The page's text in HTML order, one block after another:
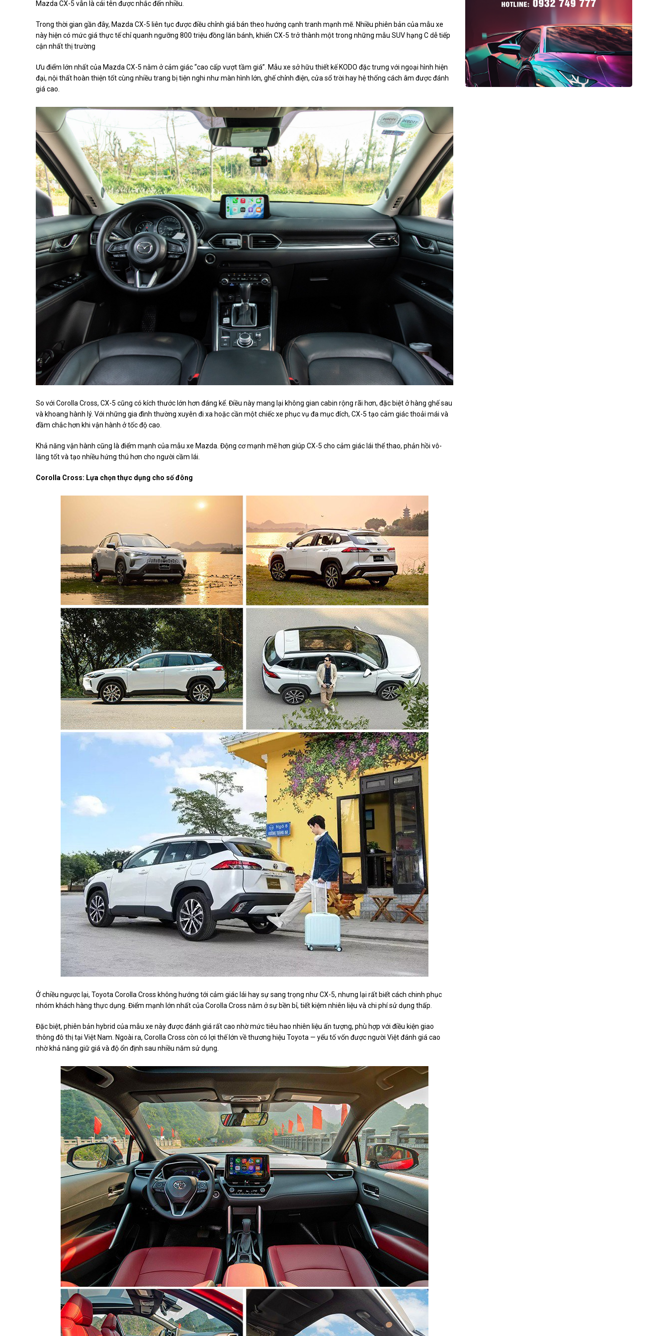
Mazda CX-5 vẫn là cái tên được nhắc đến nhiều.
Trong thời gian gần đây, Mazda CX-5 liên tục được điều chỉnh giá bán theo hướng cạnh tranh mạnh mẽ. Nhiều phiên bản của mẫu xe
này hiện có mức giá thực tế chỉ quanh ngưỡng 800 triệu đồng lăn bánh, khiến CX-5 trở thành một trong những mẫu SUV hạng C dễ tiếp
cận nhất thị trường
Ưu điểm lớn nhất của Mazda CX-5 nằm ở cảm giác “cao cấp vượt tầm giá”. Mẫu xe sở hữu thiết kế KODO đặc trưng với ngoại hình hiện
đại, nội thất hoàn thiện tốt cùng nhiều trang bị tiện nghi như màn hình lớn, ghế chỉnh điện, cửa sổ trời hay hệ thống cách âm được đánh
giá cao.
So với Corolla Cross, CX-5 cũng có kích thước lớn hơn đáng kể. Điều này mang lại không gian cabin rộng rãi hơn, đặc biệt ở hàng ghế sau
và khoang hành lý. Với những gia đình thường xuyên đi xa hoặc cần một chiếc xe phục vụ đa mục đích, CX-5 tạo cảm giác thoải mái và
đầm chắc hơn khi vận hành ở tốc độ cao.
Khả năng vận hành cũng là điểm mạnh của mẫu xe Mazda. Động cơ mạnh mẽ hơn giúp CX-5 cho cảm giác lái thể thao, phản hồi vô-
lăng tốt và tạo nhiều hứng thú hơn cho người cầm lái.
Corolla Cross: Lựa chọn thực dụng cho số đông
Ở chiều ngược lại, Toyota Corolla Cross không hướng tới cảm giác lái hay sự sang trọng như CX-5, nhưng lại rất biết cách chinh phục
nhóm khách hàng thực dụng. Điểm mạnh lớn nhất của Corolla Cross nằm ở sự bền bỉ, tiết kiệm nhiên liệu và chi phí sử dụng thấp.
Đặc biệt, phiên bản hybrid của mẫu xe này được đánh giá rất cao nhờ mức tiêu hao nhiên liệu ấn tượng, phù hợp với điều kiện giao
thông đô thị tại Việt Nam. Ngoài ra, Corolla Cross còn có lợi thế lớn về thương hiệu Toyota — yếu tố vốn được người Việt đánh giá cao
nhờ khả năng giữ giá và độ ổn định sau nhiều năm sử dụng.